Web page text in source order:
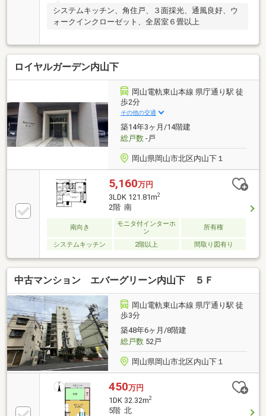
システムキッチン、角住戸、３面採光、通風良好、ウ
ォークインクローゼット、全居室６畳以上
ロイヤルガーデン内山下
岡山電軌東山本線 県庁通り駅 徒
歩2分
その他の交通
築14年3ヶ月/14階建
総戸数-戸
岡山県岡山市北区内山下１
5,160万円
3LDK 121.81m2
2階 南
南向き
モニタ付インターホ
ン
所有権
システムキッチン 2階以上 間取り図有り
中古マンション エバーグリーン内山下 ５Ｆ
岡山電軌東山本線 県庁通り駅 徒
歩3分
築48年6ヶ月/8階建
総戸数52戸
岡山県岡山市北区内山下１
450万円
1DK 32.32m2
5階 北